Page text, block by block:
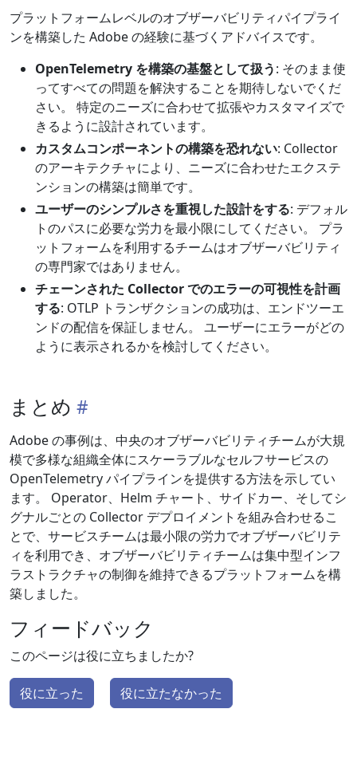
プラットフォームレベルのオブザーバビリティパイプライ
ンを構築した Adobe の経験に基づくアドバイスです。
OpenTelemetry を構築の基盤として扱う: そのまま使
ってすべての問題を解決することを期待しないでくだ
さい。 特定のニーズに合わせて拡張やカスタマイズで
きるように設計されています。
カスタムコンポーネントの構築を恐れない: Collector
のアーキテクチャにより、ニーズに合わせたエクステ
ンションの構築は簡単です。
ユーザーのシンプルさを重視した設計をする: デフォル
トのパスに必要な労力を最小限にしてください。 プラ
ットフォームを利用するチームはオブザーバビリティ
の専門家ではありません。
チェーンされた Collector でのエラーの可視性を計画
する: OTLP トランザクションの成功は、エンドツーエ
ンドの配信を保証しません。 ユーザーにエラーがどの
ように表示されるかを検討してください。
まとめ
Adobe の事例は、中央のオブザーバビリティチームが大規
模で多様な組織全体にスケーラブルなセルフサービスの
OpenTelemetry パイプラインを提供する方法を示してい
ます。 Operator、Helm チャート、サイドカー、そしてシ
グナルごとの Collector デプロイメントを組み合わせるこ
とで、サービスチームは最小限の労力でオブザーバビリテ
ィを利用でき、オブザーバビリティチームは集中型インフ
ラストラクチャの制御を維持できるプラットフォームを構
築しました。
フィードバック
このページは役に立ちましたか?
役に立った 役に立たなかった